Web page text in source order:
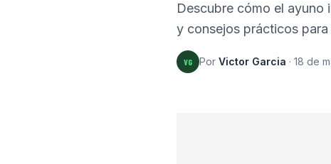
Descubre cómo el
y consejos prácticos para
VG Por Victor Garcia · 18 de